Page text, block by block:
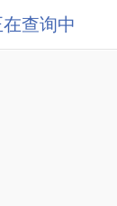
在查询中